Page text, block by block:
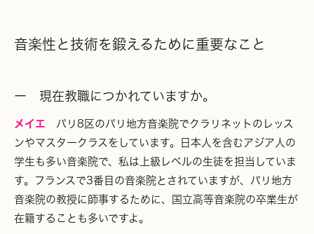
音楽性と技術を鍛えるために重要なこと
ー 現在教職につかれていますか。
メイエ
パリ8区のパリ地方音楽院でクラリネットのレッス
ンやマスタークラスをしています。日本人を含むアジア人の
学生も多い音楽院で、私は上級レベルの生徒を担当していま
す。フランスで3番目の音楽院とされていますが、パリ地方
音楽院の教授に師事するために、国立高等音楽院の卒業生が
在籍することも多いですよ。